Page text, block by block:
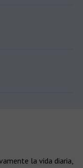
la vida diaria,